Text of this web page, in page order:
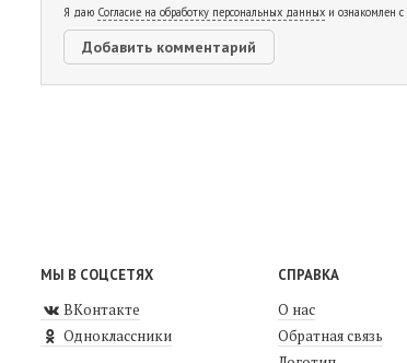
Я даю Согласие на обработку персональных данных и ознакомлен с
МЫ В СОЦСЕТЯХ
ВКонтакте
Одноклассники
СПРАВКА
О нас
Обратная связь